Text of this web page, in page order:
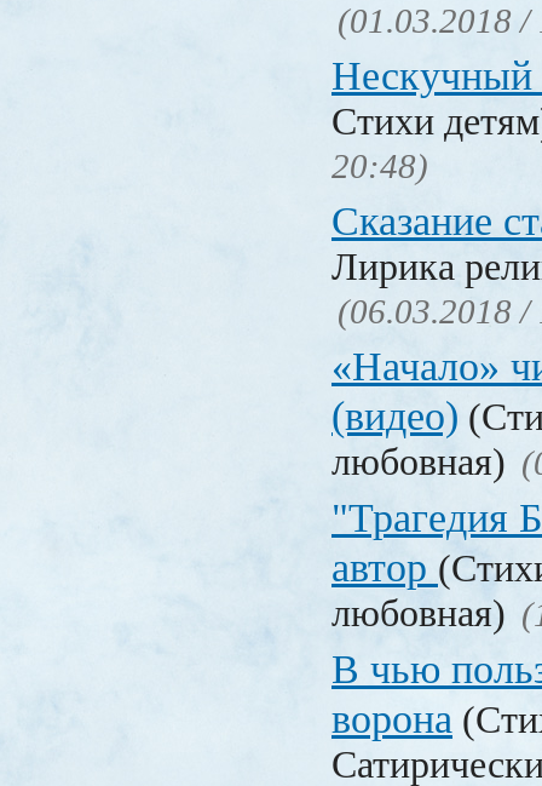
(01.03.2018 /
Нескучный
Стихи
20:48)
Сказание
Лирика
(06.03.2018 /
«Начало»
(видео)
любовная)
"Трагедия
автор
любовная)
В чью
ворона